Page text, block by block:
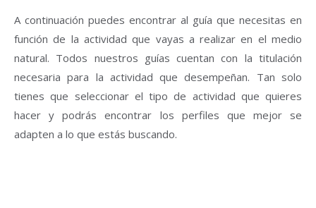
A continuación puedes encontrar al guía que necesitas en
función de la actividad que vayas a realizar en el medio
natural. Todos nuestros guías cuentan con la titulación
necesaria para la actividad que desempeñan. Tan solo
tienes que seleccionar el tipo de actividad que quieres
hacer y podrás encontrar los perfiles que mejor se
adapten a lo que estás buscando.